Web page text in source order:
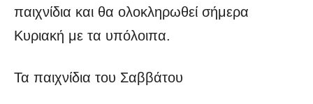
παιχνίδια και θα ολοκληρωθεί σήμερα
Κυριακή με τα υπόλοιπα.
Τα παιχνίδια του Σαββάτου